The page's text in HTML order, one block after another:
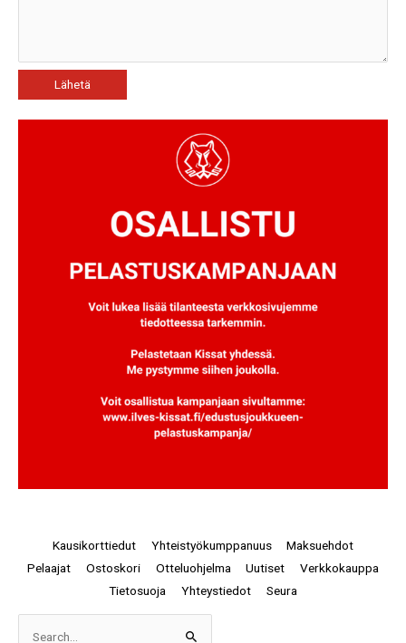
Kausikorttiedut Yhteistyökumppanuus
Maksuehdot
Pelaajat
Ostoskori Otteluohjelma Uutiset
Verkkokauppa
Tietosuoja
Yhteystiedot Seura
Search